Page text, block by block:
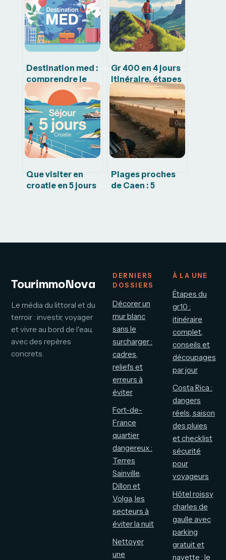
Destination med :
comprendre le
concept, les
enjeux et les
solutions
Gr 400 en 4 jours
itinéraire, étapes
et conseils pour
une boucle
réussie
Que visiter en
croatie en 5 jours
Plages proches
de Caen : 5
TourimmoNova
Le média du littoral et du
terroir : investir, voyager
et vivre au bord de l'eau,
avec des repères
concrets.
DERNIERS
DOSSIERS
Décorer un
mur blanc
sans le
surcharger :
cadres,
reliefs et
erreurs à
éviter
Fort-de-
France
quartier
dangereux :
Terres
Sainville,
Dillon et
Volga, les
secteurs à
éviter la nuit
Nettoyer
une
À LA UNE
Étapes du
gr10 :
itinéraire
complet,
conseils et
découpages
par jour
Costa Rica :
dangers
réels, saison
des pluies
et checklist
sécurité
pour
voyageurs
Hôtel roissy
charles de
gaulle avec
parking
gratuit et
navette : le